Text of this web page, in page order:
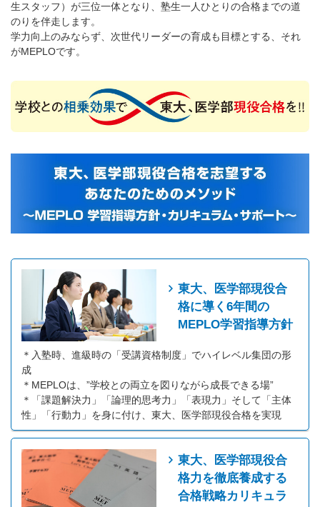
生スタッフ）が三位一体となり、塾生一人ひとりの合格までの道
のりを伴走します。
学力向上のみならず、次世代リーダーの育成も目標とする、それ
がMEPLOです。
東大、医学部現役合
格に導く6年間の
MEPLO学習指導方針
＊入塾時、進級時の「受講資格制度」でハイレベル集団の形
成
＊MEPLOは、”学校との両立を図りながら成長できる場”
＊「課題解決力」「論理的思考力」「表現力」そして「主体
性」「行動力」を身に付け、東大、医学部現役合格を実現
東大、医学部現役合
格力を徹底養成する
合格戦略カリキュラ